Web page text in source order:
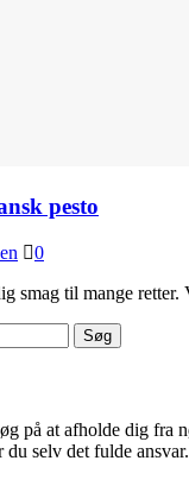
pesto
0
smag til mange retter.
på at afholde dig
selv det fulde ansvar.